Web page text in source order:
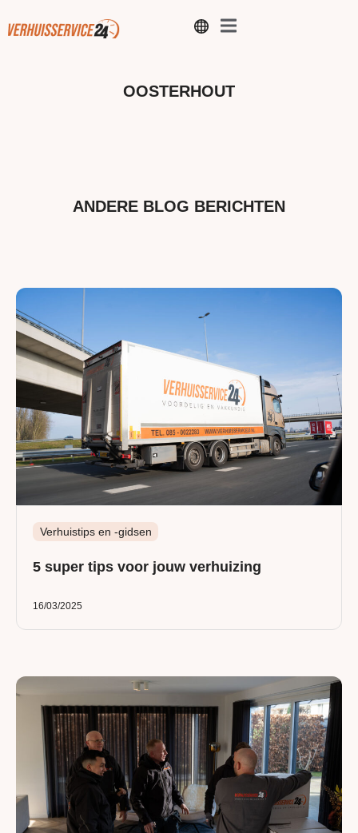
OOSTERHOUT
ANDERE BLOG BERICHTEN
Verhuistips en -gidsen
5 super tips voor jouw verhuizing
16/03/2025